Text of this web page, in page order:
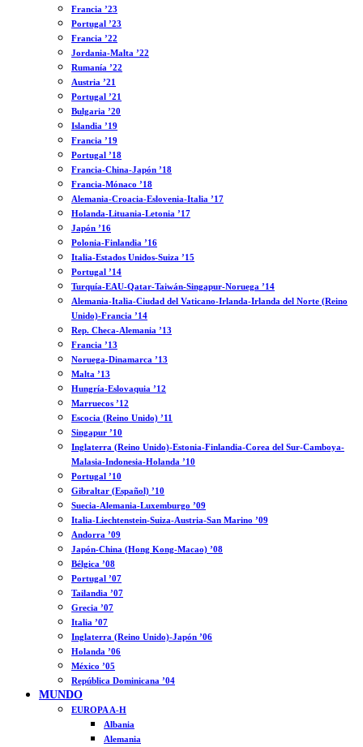
Francia ’23
Portugal ’23
Francia ’22
Jordania-Malta ’22
Rumanía ’22
Austria ’21
Portugal ’21
Bulgaria ’20
Islandia ’19
Francia ’19
Portugal ’18
Francia-China-Japón ’18
Francia-Mónaco ’18
Alemania-Croacia-Eslovenia-Italia ’17
Holanda-Lituania-Letonia ’17
Japón ’16
Polonia-Finlandia ’16
Italia-Estados Unidos-Suiza ’15
Portugal ’14
Turquía-EAU-Qatar-Taiwán-Singapur-Noruega ’14
Alemania-Italia-Ciudad del Vaticano-Irlanda-Irlanda del Norte (Reino
Unido)-Francia ’14
Rep. Checa-Alemania ’13
Francia ’13
Noruega-Dinamarca ’13
Malta ’13
Hungría-Eslovaquia ’12
Marruecos ’12
Escocia (Reino Unido) ’11
Singapur ’10
Inglaterra (Reino Unido)-Estonia-Finlandia-Corea del Sur-Camboya-
Malasia-Indonesia-Holanda ’10
Portugal ’10
Gibraltar (Español) ’10
Suecia-Alemania-Luxemburgo ’09
Italia-Liechtenstein-Suiza-Austria-San Marino ’09
Andorra ’09
Japón-China (Hong Kong-Macao) ’08
Bélgica ’08
Portugal ’07
Tailandia ’07
Grecia ’07
Italia ’07
Inglaterra (Reino Unido)-Japón ’06
Holanda ’06
México ’05
República Dominicana ’04
MUNDO
EUROPA A-H
Albania
Alemania